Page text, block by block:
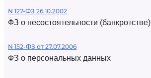
N 127-ФЗ 26.10.2002
ФЗ о несостоятельности (банкротстве)
N 152-ФЗ от 27.07.2006
ФЗ о персональных данных